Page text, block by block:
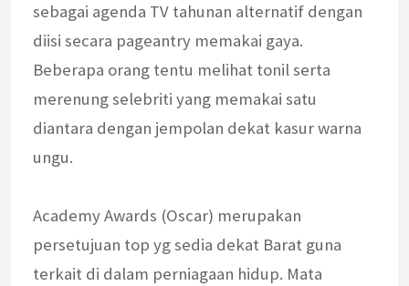
sebagai agenda TV tahunan alternatif dengan
diisi secara pageantry memakai gaya.
Beberapa orang tentu melihat tonil serta
merenung selebriti yang memakai satu
diantara dengan jempolan dekat kasur warna
ungu.
Academy Awards (Oscar) merupakan
persetujuan top yg sedia dekat Barat guna
terkait di dalam perniagaan hidup. Mata